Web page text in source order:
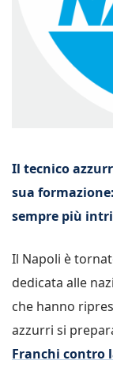
Il tecnico
sua
sempre più
Il Napoli è
dedicata alle
che hanno
azzurri si
Franchi contro